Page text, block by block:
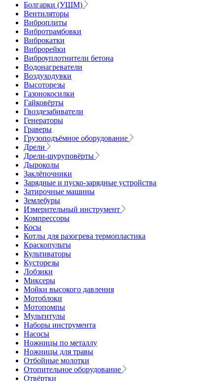
Болгарки (УШМ)
Вентиляторы
Виброплиты
Вибротрамбовки
Виброкатки
Виброрейки
Виброуплотнители бетона
Водонагреватели
Воздуходувки
Высоторезы
Газонокосилки
Гайковёрты
Гвоздезабиватели
Генераторы
Граверы
Грузоподъёмное оборудование
Дрели
Дрели-шуруповёрты
Дыроколы
Заклёпочники
Зарядные и пуско-зарядные устройства
Затирочные машины
Землебуры
Измерительный инструмент
Компрессоры
Косы
Котлы для разогрева термопластика
Краскопульты
Культиваторы
Кусторезы
Лобзики
Миксеры
Мойки высокого давления
Мотоблоки
Мотопомпы
Мультитулы
Наборы инструмента
Насосы
Ножницы по металлу
Ножницы для травы
Отбойные молотки
Отопительное оборудование
Отвёртки